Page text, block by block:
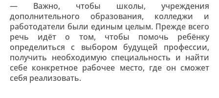
— Важно, чтобы школы, учреждения
дополнительного образования, колледжи и
работодатели были единым целым. Прежде всего
речь идёт о том, чтобы помочь ребёнку
определиться с выбором будущей профессии,
получить необходимую специальность и найти
себе конкретное рабочее место, где он сможет
себя реализовать.